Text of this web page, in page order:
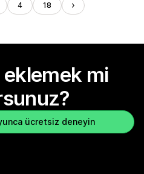
4 18
mi
ücretsiz deneyin